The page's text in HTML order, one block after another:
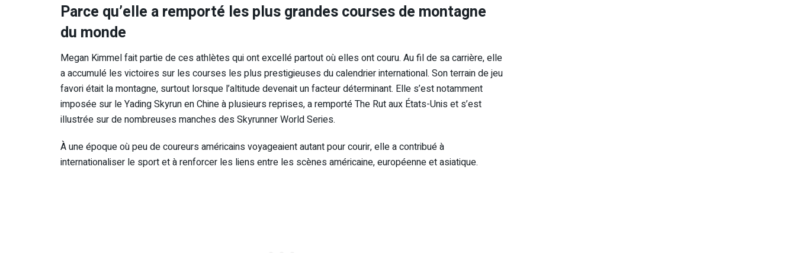
Parce qu’elle a remporté les plus grandes courses de montagne
du monde
Megan Kimmel fait partie de ces athlètes qui ont excellé partout où elles ont couru. Au fil de sa carrière, elle
a accumulé les victoires sur les courses les plus prestigieuses du calendrier international. Son terrain de jeu
favori était la montagne, surtout lorsque l’altitude devenait un facteur déterminant. Elle s’est notamment
imposée sur le Yading Skyrun en Chine à plusieurs reprises, a remporté The Rut aux États-Unis et s’est
illustrée sur de nombreuses manches des Skyrunner World Series.
À une époque où peu de coureurs américains voyageaient autant pour courir, elle a contribué à
internationaliser le sport et à renforcer les liens entre les scènes américaine, européenne et asiatique.